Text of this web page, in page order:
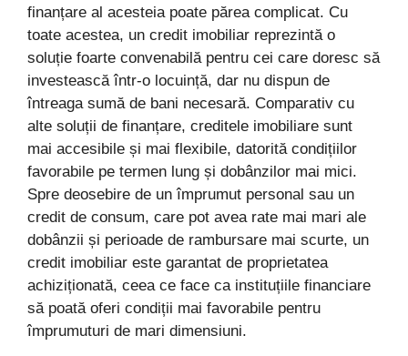
finanțare al acesteia poate părea complicat. Cu
toate acestea, un credit imobiliar reprezintă o
soluție foarte convenabilă pentru cei care doresc să
investească într-o locuință, dar nu dispun de
întreaga sumă de bani necesară. Comparativ cu
alte soluții de finanțare, creditele imobiliare sunt
mai accesibile și mai flexibile, datorită condițiilor
favorabile pe termen lung și dobânzilor mai mici.
Spre deosebire de un împrumut personal sau un
credit de consum, care pot avea rate mai mari ale
dobânzii și perioade de rambursare mai scurte, un
credit imobiliar este garantat de proprietatea
achiziționată, ceea ce face ca instituțiile financiare
să poată oferi condiții mai favorabile pentru
împrumuturi de mari dimensiuni.